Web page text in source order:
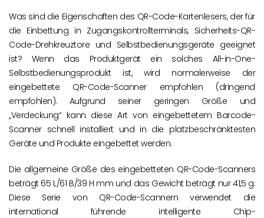
Was sind die Eigenschaften des QR-Code-Kartenlesers, der für
die Einbettung in Zugangskontrollterminals, Sicherheits-QR-
Code-Drehkreuztore und Selbstbedienungsgeräte geeignet
ist? Wenn das Produktgerät ein solches All-in-One-
Selbstbedienungsprodukt ist, wird normalerweise der
eingebettete QR-Code-Scanner empfohlen (dringend
empfohlen). Aufgrund seiner geringen Größe und
„Verdeckung“ kann diese Art von eingebettetem Barcode-
Scanner schnell installiert und in die platzbeschränktesten
Geräte und Produkte eingebettet werden.
Die allgemeine Größe des eingebetteten QR-Code-Scanners
beträgt 65 L/61 B/39 H mm und das Gewicht beträgt nur 41,5 g.
Diese Serie von QR-Code-Scannern verwendet die
international führende intelligente Chip-